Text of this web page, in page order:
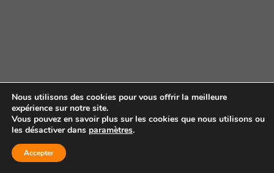
Nous utilisons des cookies pour vous offrir la meilleure
expérience sur notre site.
Vous pouvez en savoir plus sur les cookies que nous utilisons ou
les désactiver dans paramètres.
Accepter